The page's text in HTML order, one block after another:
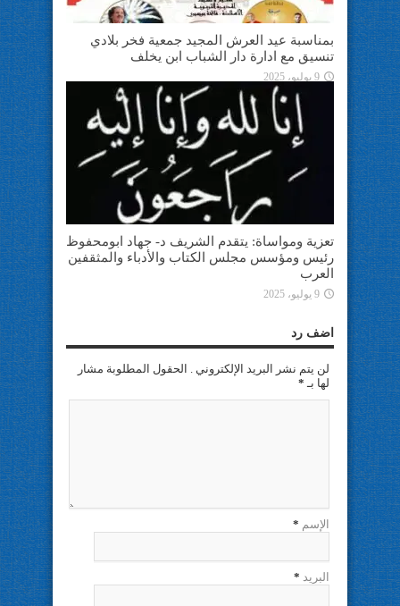
بمناسبة عيد العرش المجيد جمعية فخر بلادي
تنسيق مع ادارة دار الشباب ابن يخلف
9 يوليو، 2025
تعزية ومواساة: يتقدم الشريف د- جهاد ابومحفوظ
رئيس ومؤسس مجلس الكتاب والأدباء والمثقفين
العرب
9 يوليو، 2025
اضف رد
لن يتم نشر البريد الإلكتروني . الحقول المطلوبة مشار
لها بـ *
الإسم *
البريد *